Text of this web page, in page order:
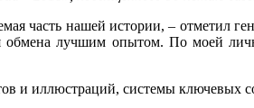
часть нашей истории, – отметил
обмена лучшим опытом. По моей
и иллюстраций, системы ключевых